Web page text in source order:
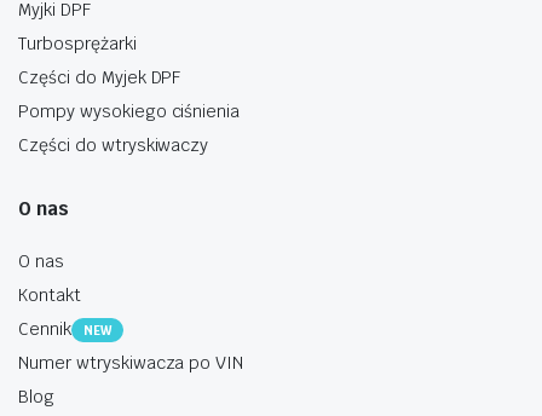
Myjki DPF
Turbosprężarki
Części do Myjek DPF
Pompy wysokiego ciśnienia
Części do wtryskiwaczy
O nas
O nas
Kontakt
Cennik
NEW
Numer wtryskiwacza po VIN
Blog